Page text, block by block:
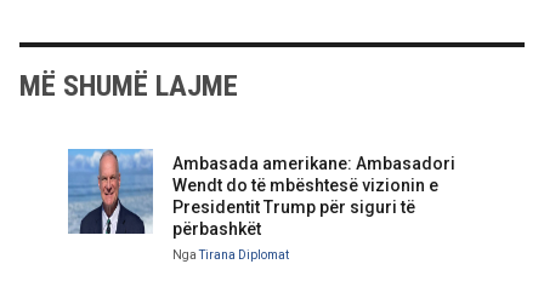
MË SHUMË LAJME
Ambasada amerikane: Ambasadori
Wendt do të mbështesë vizionin e
Presidentit Trump për siguri të
përbashkët
Nga Tirana Diplomat